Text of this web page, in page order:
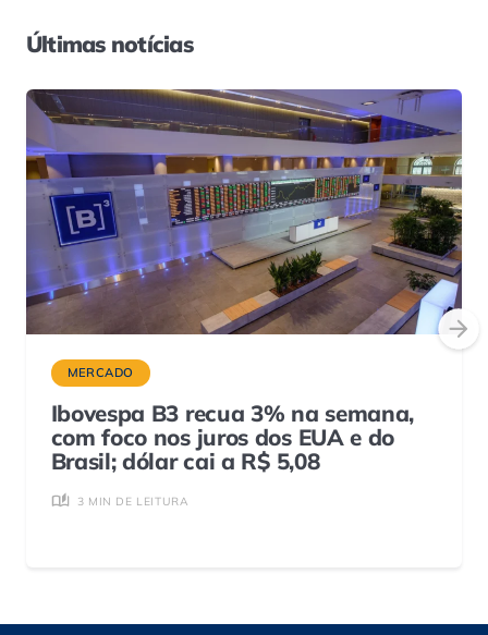
Últimas notícias
MERCADO
Ibovespa B3 recua 3% na semana,
com foco nos juros dos EUA e do
Brasil; dólar cai a R$ 5,08
3 MIN DE LEITURA